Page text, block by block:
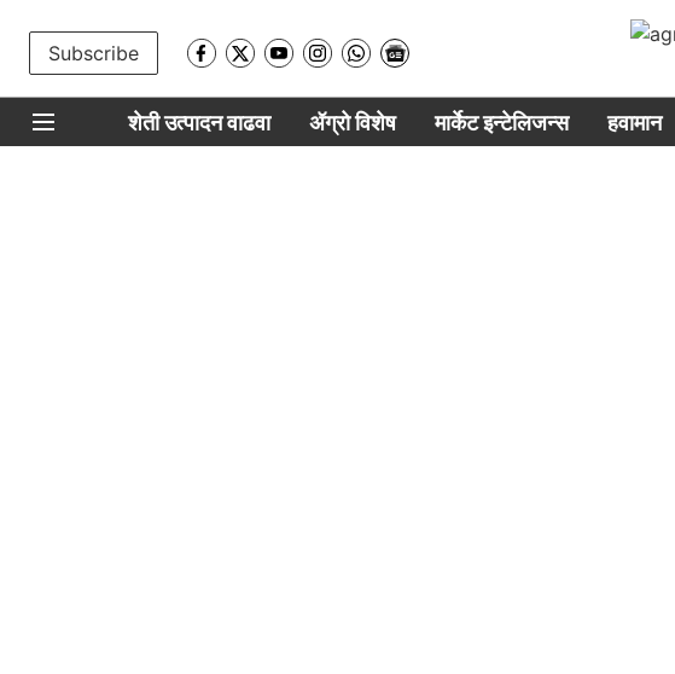
Subscribe
शेती उत्पादन वाढवा ॲग्रो विशेष मार्केट इन्टेलिजन्स हवामान